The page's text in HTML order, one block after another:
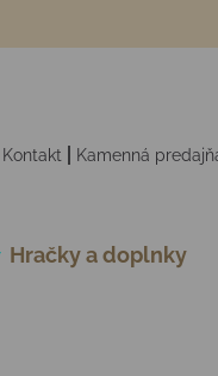
Kontakt Kamenná
Hračky a doplnky